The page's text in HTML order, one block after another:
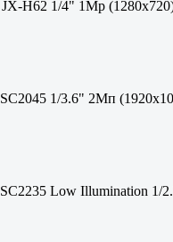
H62 1/4" 1Mp
1/3.6" 2Мп
Low Illumination